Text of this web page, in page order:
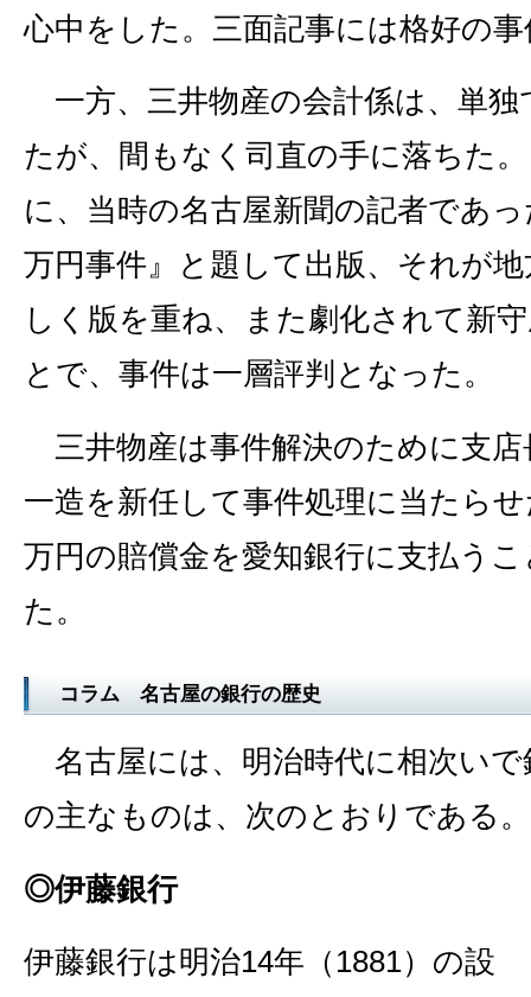
心中をした。三面記事には格好の
一方、三井物産の会計係は、単独
たが、間もなく司直の手に落ちた
に、当時の名古屋新聞の記者であ
万円事件』と題して出版、それが
しく版を重ね、また劇化されて新
とで、事件は一層評判となった。
三井物産は事件解決のために支店
一造を新任して事件処理に当たら
万円の賠償金を愛知銀行に支払う
た。
コラム 名古屋の銀行の歴史
名古屋には、明治時代に相次い
の主なものは、次のとおりである。
◎伊藤銀行
伊藤銀行は明治14年（1881）の設